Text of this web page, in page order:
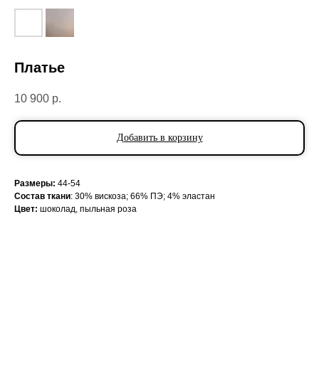
Платье
10 900 р.
Добавить в корзину
Размеры: 44-54
Состав ткани: 30% вискоза; 66% ПЭ; 4% эластан
Цвет: шоколад, пыльная роза